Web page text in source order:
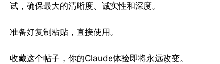
试，确保最大的清晰度、诚实性和深度。
准备好复制粘贴，直接使用。
收藏这个帖子，你的Claude体验即将永远改变。